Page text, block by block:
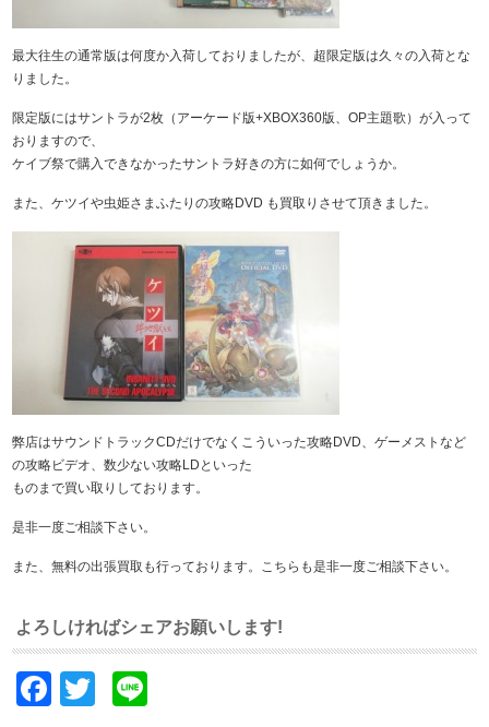
最大往生の通常版は何度か入荷しておりましたが、超限定版は久々の入荷とな
りました。
限定版にはサントラが2枚（アーケード版+XBOX360版、OP主題歌）が入って
おりますので、
ケイブ祭で購入できなかったサントラ好きの方に如何でしょうか。
また、ケツイや虫姫さまふたりの攻略DVD も買取りさせて頂きました。
弊店はサウンドトラックCDだけでなくこういった攻略DVD、ゲーメストなど
の攻略ビデオ、数少ない攻略LDといった
ものまで買い取りしております。
是非一度ご相談下さい。
また、無料の出張買取も行っております。こちらも是非一度ご相談下さい。
よろしければシェアお願いします!
Facebook
Twitter